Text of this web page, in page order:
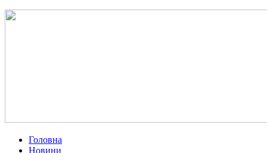
Головна
Новини